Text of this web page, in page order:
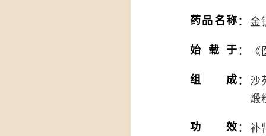
药品名称： 金
始载于：
组成： 沙
煅
功效： 补